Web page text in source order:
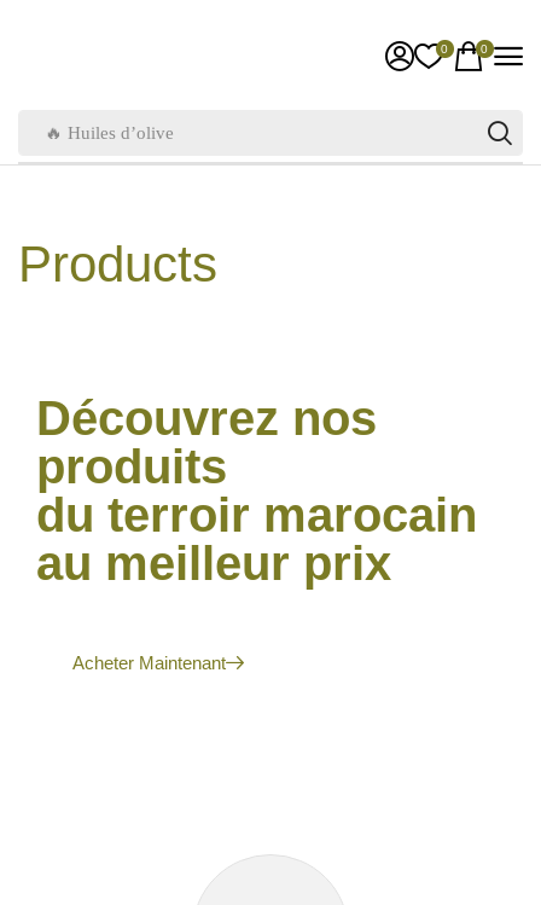
🔥 Huiles d’olive
0 0
Products
Découvrez nos
produits
du terroir marocain
au meilleur prix
Acheter Maintenant